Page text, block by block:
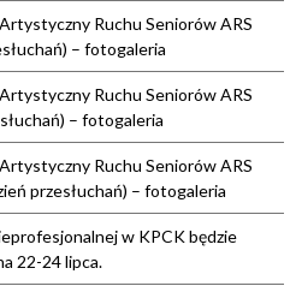
Ruchu Seniorów ARS
– fotogaleria
Ruchu Seniorów ARS
– fotogaleria
Ruchu Seniorów ARS
przesłuchań) – fotogaleria
w KPCK będzie
22-24 lipca.